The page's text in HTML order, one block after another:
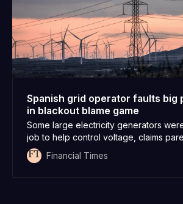
Spanish grid operator faults big
in blackout blame game
Some large electricity generators
job to help control voltage, claims
chair
Financial Times